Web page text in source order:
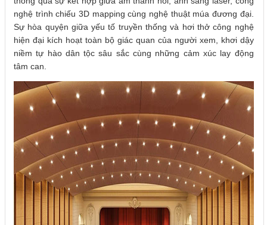
nghệ trình chiếu 3D mapping cùng nghệ thuật múa đương đại.
Sự hòa quyện giữa yếu tố truyền thống và hơi thở công nghệ
hiện đại kích hoạt toàn bộ giác quan của người xem, khơi dậy
niềm tự hào dân tộc sâu sắc cùng những cảm xúc lay động
tâm can.